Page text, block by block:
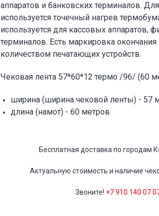
аппаратов и банковских терминалов.
используется точечный нагрев
используется для кассовых аппаратов,
терминалов. Есть маркировка
количеством печатающих устройств.
Чековая лента 57*60*12 термо /96/ (60
ширина (ширина чековой ленты) - 57
длина (намот) - 60 метров
Бесплатная доставка по городам
Актуальную стоимость и наличие
Звоните! +7 910 140 07